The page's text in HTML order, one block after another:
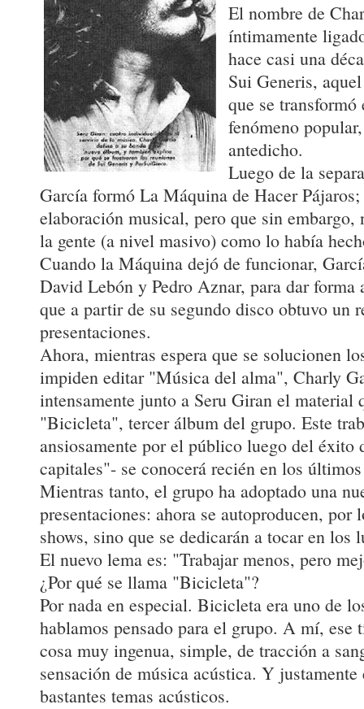
El nombre de
íntimamente
hace casi una
Sui Generis,
que se transformó
fenómeno
antedicho.
Luego de la
García formó La Máquina de Hacer
elaboración musical, pero que sin
la gente (a nivel masivo) como lo había
Cuando la Máquina dejó de funcionar,
David Lebón y Pedro Aznar, para dar forma
que a partir de su segundo disco obtuvo un
presentaciones.
Ahora, mientras espera que se solucionen
impiden editar "Música del alma", Charly
intensamente junto a Seru Giran el material
"Bicicleta", tercer álbum del grupo. Este
ansiosamente por el público luego del éxito
capitales"- se conocerá recién en los
Mientras tanto, el grupo ha adoptado una
presentaciones: ahora se autoproducen, por
shows, sino que se dedicarán a tocar en los
El nuevo lema es: "Trabajar menos, pero
¿Por qué se llama "Bicicleta"?
Por nada en especial. Bicicleta era uno de
hablamos pensado para el grupo. A mí, ese
cosa muy ingenua, simple, de tracción a
sensación de música acústica. Y
bastantes temas acústicos.